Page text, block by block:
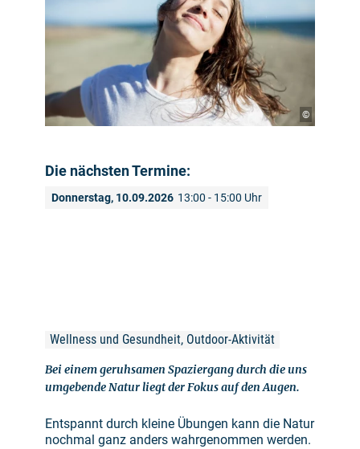
©
Die nächsten Termine:
Donnerstag, 10.09.2026 13:00 - 15:00 Uhr
Wellness und Gesundheit, Outdoor-Aktivität
Bei einem geruhsamen Spaziergang durch die uns
umgebende Natur liegt der Fokus auf den Augen.
Entspannt durch kleine Übungen kann die Natur
nochmal ganz anders wahrgenommen werden.